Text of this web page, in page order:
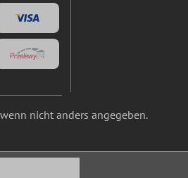
nicht anders angegeben.